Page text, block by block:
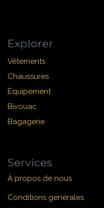
Explorer
Vêtements
Chaussures
Équipement
Bivouac
Bagagerie
Services
À propos de nous
Conditions générales